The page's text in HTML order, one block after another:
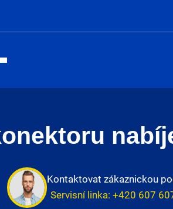
Kontaktovat zákaznickou
Servisní linka: +420 607